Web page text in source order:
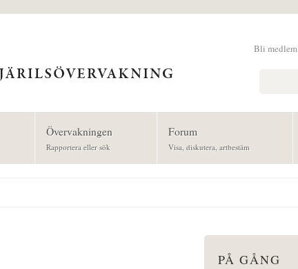
Bli medlem
Övervakningen
Rapportera eller sök
Forum
Visa, diskutera, artbestäm
PÅ GÅNG